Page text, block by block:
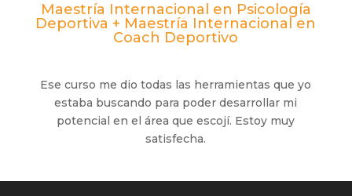
Maestría Internacional en Psicología
Deportiva + Maestría Internacional en
Coach Deportivo
Ese curso me dio todas las herramientas que yo
estaba buscando para poder desarrollar mi
potencial en el área que escojí. Estoy muy
satisfecha.